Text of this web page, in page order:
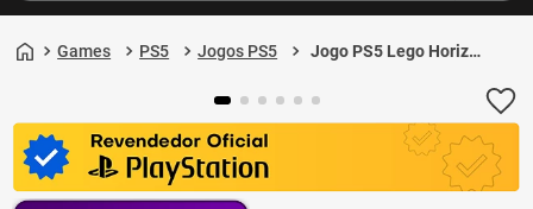
Games PS5 Jogos PS5
Jogo PS5 Lego Horizon
3º
ps4
4º
smartphone